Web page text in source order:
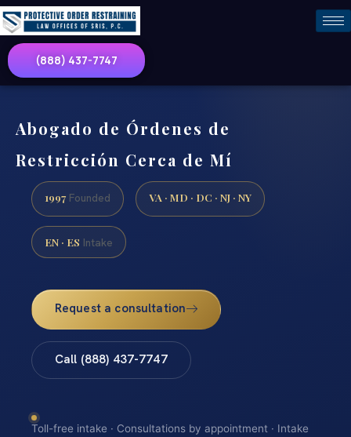
(888) 437-7747
Abogado de Órdenes de
Restricción Cerca de Mí
1997 Founded VA · MD · DC · NJ · NY
EN · ES Intake
Request a consultation
Call (888) 437-7747
Toll-free intake · Consultations by appointment · Intake